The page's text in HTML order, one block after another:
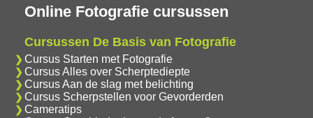
Online Fotografie cursussen
Cursussen De Basis van Fotografie
Cursus Starten met Fotografie
Cursus Alles over Scherptediepte
Cursus Aan de slag met belichting
Cursus Scherpstellen voor Gevorderden
Cameratips